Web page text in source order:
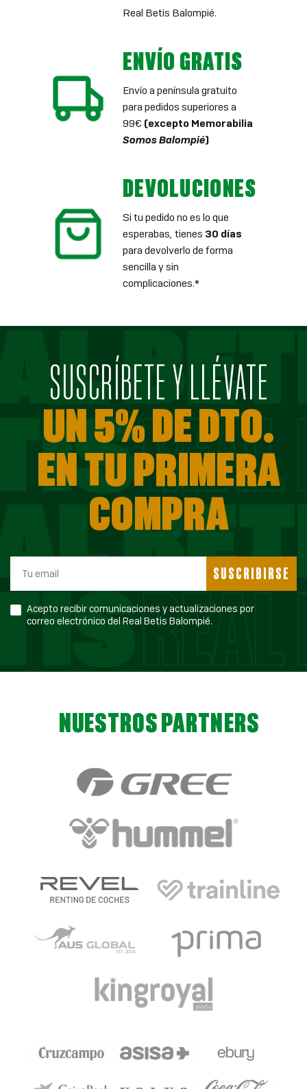
Real Betis Balompié.
ENVÍO GRATIS
Envío a península gratuito
para pedidos superiores a
99€ (excepto Memorabilia
Somos Balompié)
DEVOLUCIONES
Si tu pedido no es lo que
esperabas, tienes 30 días
para devolverlo de forma
sencilla y sin
complicaciones.*
SUSCRÍBETE Y LLÉVATE
UN 5% DE DTO.
EN TU PRIMERA
COMPRA
SUSCRIBIRSE
Acepto recibir comunicaciones y actualizaciones por
correo electrónico del Real Betis Balompié.
NUESTROS PARTNERS